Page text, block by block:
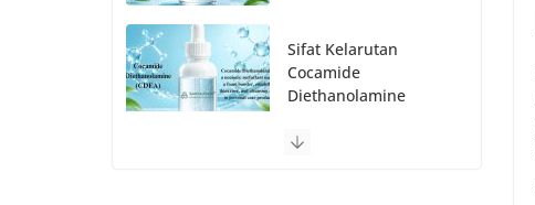
Sifat Kelarutan
Cocamide
Diethanolamine